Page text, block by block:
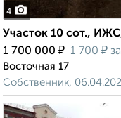
4
Участок 10 сот.,
1 700 000 ₽ 1 700 ₽
Восточная 17
Собственник,